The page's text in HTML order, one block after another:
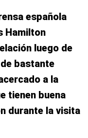
española
Hamilton
luego de
bastante
a la
tienen buena
durante la visita